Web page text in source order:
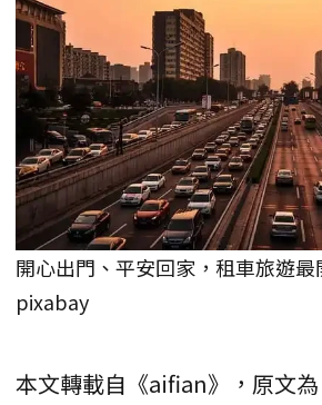
開心出門、平安回家，租車旅遊
pixabay
本文轉載自《aifian》，原文為